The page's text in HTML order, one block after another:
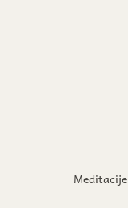
Meditacije